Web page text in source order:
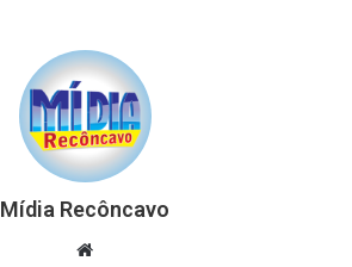
Mídia Recôncavo
Website